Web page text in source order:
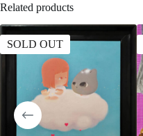
Related products
SOLD OUT